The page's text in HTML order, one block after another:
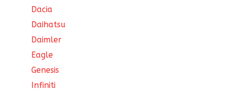
Dacia
Daihatsu
Daimler
Eagle
Genesis
Infiniti